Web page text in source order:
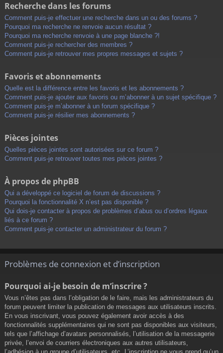
Recherche dans les forums
Comment puis-je effectuer une recherche dans un ou des forums ?
Pourquoi ma recherche ne renvoie aucun résultat ?
Pourquoi ma recherche renvoie à une page blanche ?!
Comment puis-je rechercher des membres ?
Comment puis-je retrouver mes propres messages et sujets ?
Favoris et abonnements
Quelle est la différence entre les favoris et les abonnements ?
Comment puis-je ajouter aux favoris ou m’abonner à un sujet spécifique ?
Comment puis-je m’abonner à un forum spécifique ?
Comment puis-je résilier mes abonnements ?
Pièces jointes
Quelles pièces jointes sont autorisées sur ce forum ?
Comment puis-je retrouver toutes mes pièces jointes ?
À propos de phpBB
Qui a développé ce logiciel de forum de discussions ?
Pourquoi la fonctionnalité X n’est pas disponible ?
Qui dois-je contacter à propos de problèmes d’abus ou d’ordres légaux
liés à ce forum ?
Comment puis-je contacter un administrateur du forum ?
Problèmes de connexion et d’inscription
Pourquoi ai-je besoin de m’inscrire ?
Vous n’êtes pas dans l’obligation de le faire, mais les administrateurs du
forum peuvent limiter la publication de messages aux utilisateurs inscrits.
En vous inscrivant, vous pouvez également avoir accès à des
fonctionnalités supplémentaires qui ne sont pas disponibles aux visiteurs,
tels que l’affichage d’avatars personnalisés, l’utilisation de la messagerie
privée, l’envoi de courriers électroniques aux autres utilisateurs,